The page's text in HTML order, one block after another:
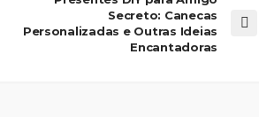
Secreto: Canecas
Personalizadas e Outras Ideias
Encantadoras